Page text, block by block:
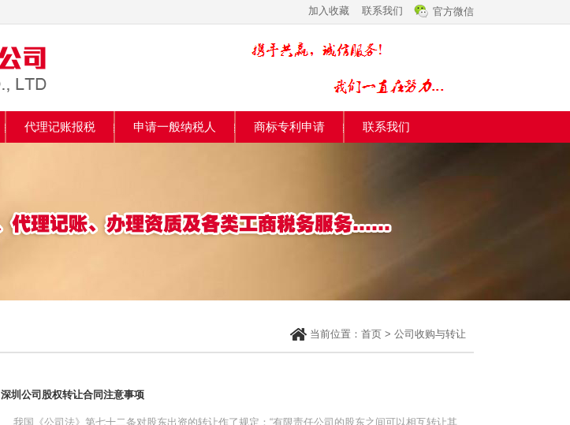
官方微信
联系我们
加入收藏
代理记账报税 申请一般纳税人 商标专利申请 联系我们
当前位置： 首页 > 公司收购与转让
深圳公司股权转让合同注意事项
我国《公司法》第七十二条对股东出资的转让作了规定：“有限责任公司的股东之间可以相互转让其